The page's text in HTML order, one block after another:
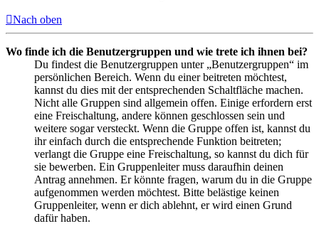
Nach oben
Wo finde ich die Benutzergruppen und wie trete ich ihnen bei?
Du findest die Benutzergruppen unter „Benutzergruppen“ im
persönlichen Bereich. Wenn du einer beitreten möchtest,
kannst du dies mit der entsprechenden Schaltfläche machen.
Nicht alle Gruppen sind allgemein offen. Einige erfordern erst
eine Freischaltung, andere können geschlossen sein und
weitere sogar versteckt. Wenn die Gruppe offen ist, kannst du
ihr einfach durch die entsprechende Funktion beitreten;
verlangt die Gruppe eine Freischaltung, so kannst du dich für
sie bewerben. Ein Gruppenleiter muss daraufhin deinen
Antrag annehmen. Er könnte fragen, warum du in die Gruppe
aufgenommen werden möchtest. Bitte belästige keinen
Gruppenleiter, wenn er dich ablehnt, er wird einen Grund
dafür haben.